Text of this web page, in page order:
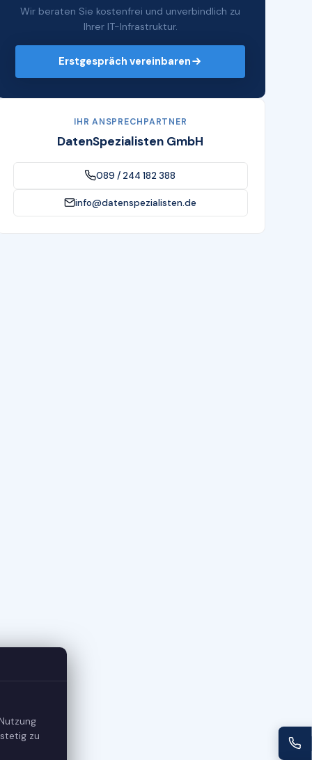
Wir beraten Sie kostenfrei und unverbindlich zu
Ihrer IT-Infrastruktur.
Erstgespräch vereinbaren
IHR ANSPRECHPARTNER
DatenSpezialisten GmbH
089 / 244 182 388
info@datenspezialisten.de
zu